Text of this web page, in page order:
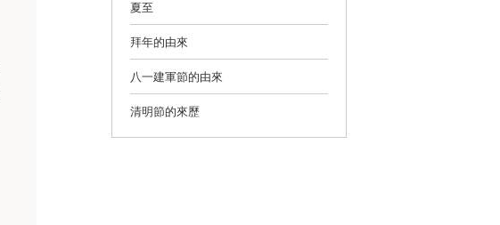
夏至
拜年的由來
八一建軍節的由來
清明節的來歷